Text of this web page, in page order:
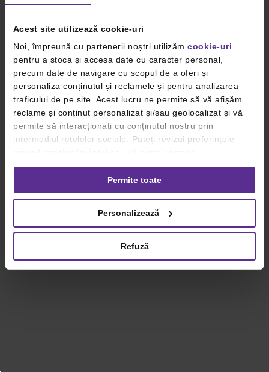
Acest site utilizează cookie-uri
Noi, împreună cu partenerii noștri utilizăm cookie-uri
pentru a stoca și accesa date cu caracter personal,
precum date de navigare cu scopul de a oferi și
personaliza conținutul și reclamele și pentru analizarea
traficului de pe site. Acest lucru ne permite să vă afișăm
reclame și conținut personalizat și/sau geolocalizat și vă
permite să interacționați cu conținutul nostru prin
intermediul rețelelor sociale. Puteți revizui preferințele
consimțământul oricând, făcând click pe linkul către
setările dvs. de cookie-uri.
privind utilizarea modulelor cookie.Detalii
Permite toate
Personalizează
Refuză